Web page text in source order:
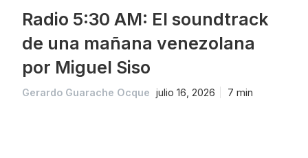
Radio 5:30 AM: El soundtrack
de una mañana venezolana
por Miguel Siso
Gerardo Guarache Ocque julio 16, 2026 7 min